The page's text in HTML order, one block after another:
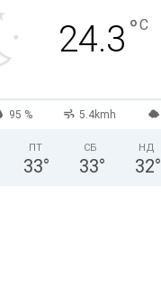
24.3 °C
95 % 5.4kmh
ПТ
33°
СБ
33°
НД
32°